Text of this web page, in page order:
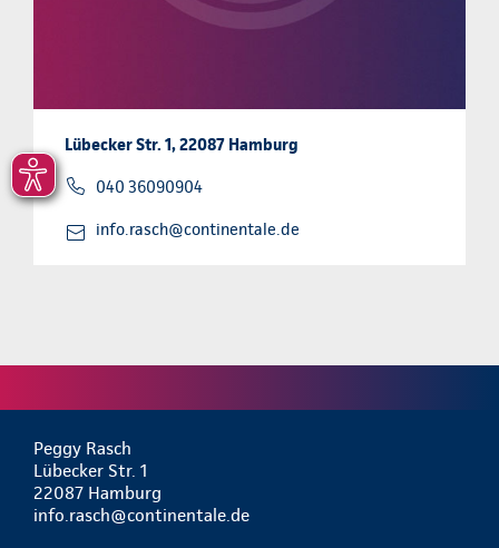
Lübecker Str. 1, 22087 Hamburg
040 36090904
info.rasch@continentale.de
Peggy Rasch
Lübecker Str. 1
22087 Hamburg
info.rasch@continentale.de